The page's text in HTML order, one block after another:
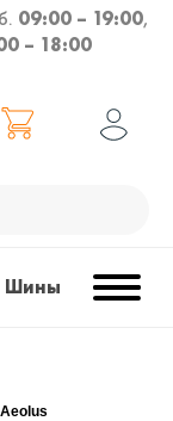
09:00 – 19:00,
– 18:00
Шины
Aeolus